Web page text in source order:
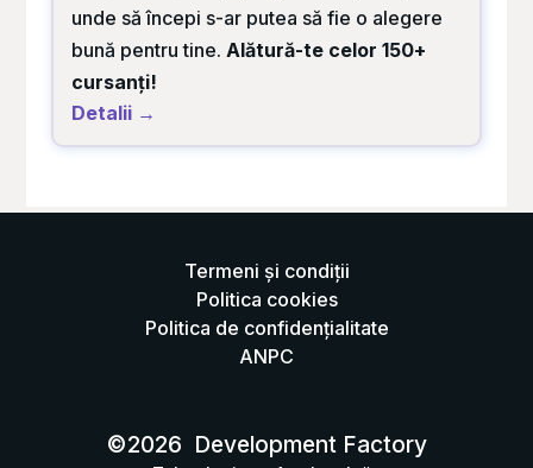
unde să începi s-ar putea să fie o alegere
bună pentru tine. Alătură-te celor 150+
cursanți!
Detalii →
©2026 Development Factory
Termeni și condiții
Politica cookies
Politica de confidențialitate
ANPC